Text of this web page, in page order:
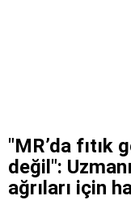
"MR’da fıtık
değil":
ağrıları için